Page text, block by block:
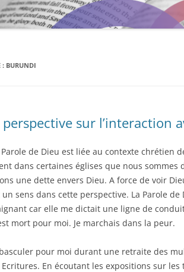
MENTORAT
: BURUNDI
sur l’interaction
de Dieu est liée au contexte chrétien
dans certaines églises que nous sommes
une dette envers Dieu. A force de voir
sens dans cette perspective. La Parole de
car elle me dictait une ligne de
mort pour moi. Je marchais dans la peur.
pour moi durant une retraite des
En écoutant les expositions sur les